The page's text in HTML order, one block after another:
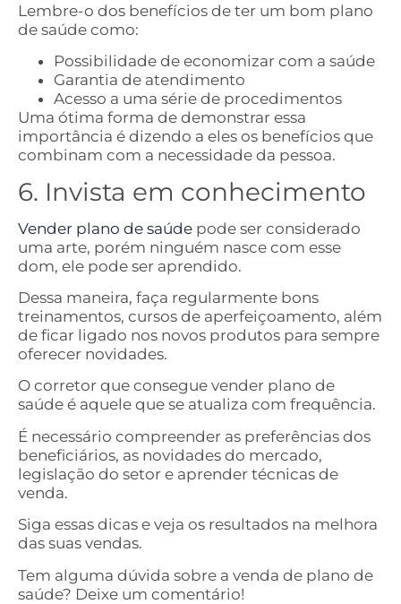
Lembre-o dos benefícios de ter um bom plano
de saúde como:
Possibilidade de economizar com a saúde
Garantia de atendimento
Acesso a uma série de procedimentos
Uma ótima forma de demonstrar essa
importância é dizendo a eles os benefícios que
combinam com a necessidade da pessoa.
6. Invista em conhecimento
Vender plano de saúde pode ser considerado
uma arte, porém ninguém nasce com esse
dom, ele pode ser aprendido.
Dessa maneira, faça regularmente bons
treinamentos, cursos de aperfeiçoamento, além
de ficar ligado nos novos produtos para sempre
oferecer novidades.
O corretor que consegue vender plano de
saúde é aquele que se atualiza com frequência.
É necessário compreender as preferências dos
beneficiários, as novidades do mercado,
legislação do setor e aprender técnicas de
venda.
Siga essas dicas e veja os resultados na melhora
das suas vendas.
Tem alguma dúvida sobre a venda de plano de
saúde? Deixe um comentário!